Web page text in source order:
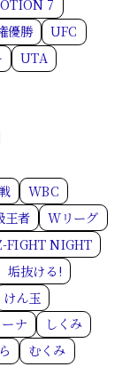
7
優勝
UFC
UTA
WBC
王者
Wリーグ
FIGHT NIGHT
垢抜ける!
けん玉
ナ
しくみ
むくみ